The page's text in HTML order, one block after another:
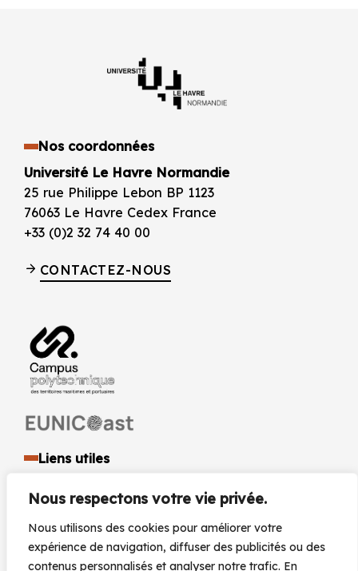
Nous respectons votre vie privée.
Nous utilisons des cookies pour améliorer votre
expérience de navigation, diffuser des publicités ou des
contenus personnalisés et analyser notre trafic. En
Liens utiles
Espace presse et médias
Documents réglementaires
Marchés Publics
Actualités
Nos coordonnées
Université Le Havre Normandie
25 rue Philippe Lebon BP 1123
76063 Le Havre Cedex France
+33 (0)2 32 74 40 00
CONTACTEZ-NOUS